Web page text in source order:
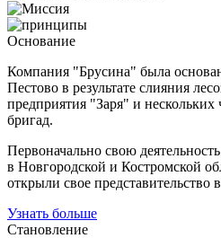
Основание
Компания "Брусина" была
Пестово в результате слияния
предприятия "Заря" и нескольких
бригад.
Первоначально свою
в Новгородской и Костромской
открыли свое представительство
Узнать больше
Становление